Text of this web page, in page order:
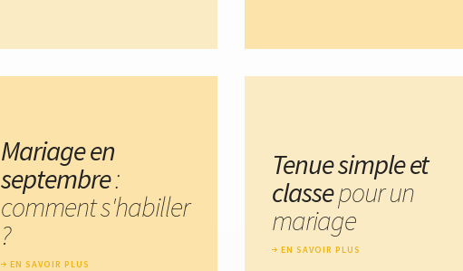
Mariage en
septembre:
comment s'habiller
?
EN SAVOIR PLUS
Tenue simple et
classepour un
mariage
EN SAVOIR PLUS